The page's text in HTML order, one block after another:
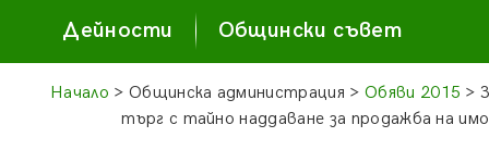
Дейности Общински съвет
Начало > Общинска администрация > Обяви 2015 >
търг с тайно наддаване за продажба на